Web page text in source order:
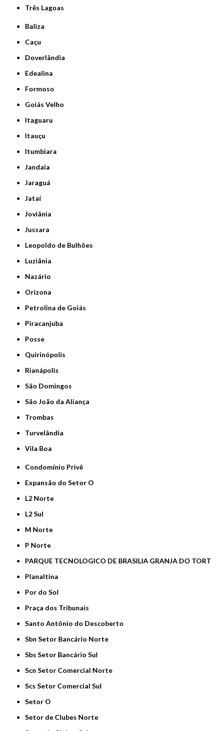
Três Lagoas
Baliza
Caçu
Doverlândia
Edealina
Formoso
Goiás Velho
Itaguaru
Itauçu
Itumbiara
Jandaia
Jaraguá
Jataí
Joviânia
Jussara
Leopoldo de Bulhões
Luziânia
Nazário
Orizona
Petrolina de Goiás
Piracanjuba
Posse
Quirinópolis
Rianápolis
São Domingos
São João da Aliança
Trombas
Turvelândia
Vila Boa
Condomínio Privê
Expansão do Setor O
L2 Norte
L2 Sul
M Norte
P Norte
PARQUE TECNOLOGICO DE BRASILIA GRANJA DO TORT
Planaltina
Por do Sol
Praça dos Tribunais
Santo Antônio do Descoberto
Sbn Setor Bancário Norte
Sbs Setor Bancário Sul
Scn Setor Comercial Norte
Scs Setor Comercial Sul
Setor O
Setor de Clubes Norte